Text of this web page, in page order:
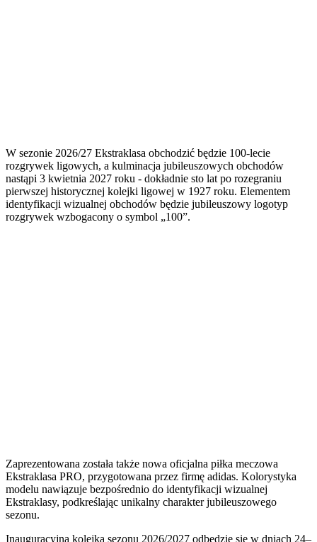
W sezonie 2026/27 Ekstraklasa obchodzić będzie 100-lecie
rozgrywek ligowych, a kulminacja jubileuszowych obchodów
nastąpi 3 kwietnia 2027 roku - dokładnie sto lat po rozegraniu
pierwszej historycznej kolejki ligowej w 1927 roku. Elementem
identyfikacji wizualnej obchodów będzie jubileuszowy logotyp
rozgrywek wzbogacony o symbol „100”.
Zaprezentowana została także nowa oficjalna piłka meczowa
Ekstraklasa PRO, przygotowana przez firmę adidas. Kolorystyka
modelu nawiązuje bezpośrednio do identyfikacji wizualnej
Ekstraklasy, podkreślając unikalny charakter jubileuszowego
sezonu.
Inauguracyjna kolejka sezonu 2026/2027 odbędzie się w dniach 24–